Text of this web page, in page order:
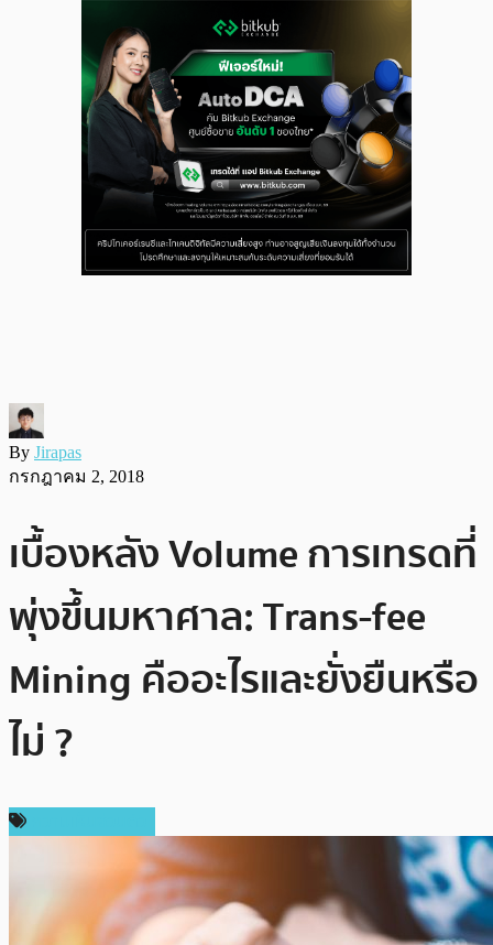
By Jirapas
กรกฎาคม 2, 2018
เบื้องหลัง Volume การเทรดที่
พุ่งขึ้นมหาศาล: Trans-fee
Mining คืออะไรและยั่งยืนหรือ
ไม่ ?